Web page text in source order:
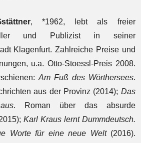
, *1962, lebt als freier
und Publizist in seiner
Klagenfurt. Zahlreiche Preise und
u.a. Otto-Stoessl-Preis 2008.
Am Fuß des Wörthersees.
aus der Provinz (2014); Das
. Roman über das absurde
Karl Kraus lernt Dummdeutsch.
Worte für eine neue Welt(2016).